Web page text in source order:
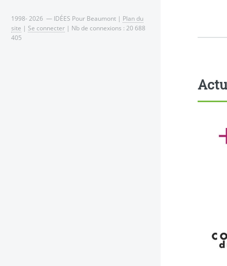
1998- 2026 — IDÉES Pour Beaumont | Plan du
site | Se connecter | Nb de connexions : 20 688
405